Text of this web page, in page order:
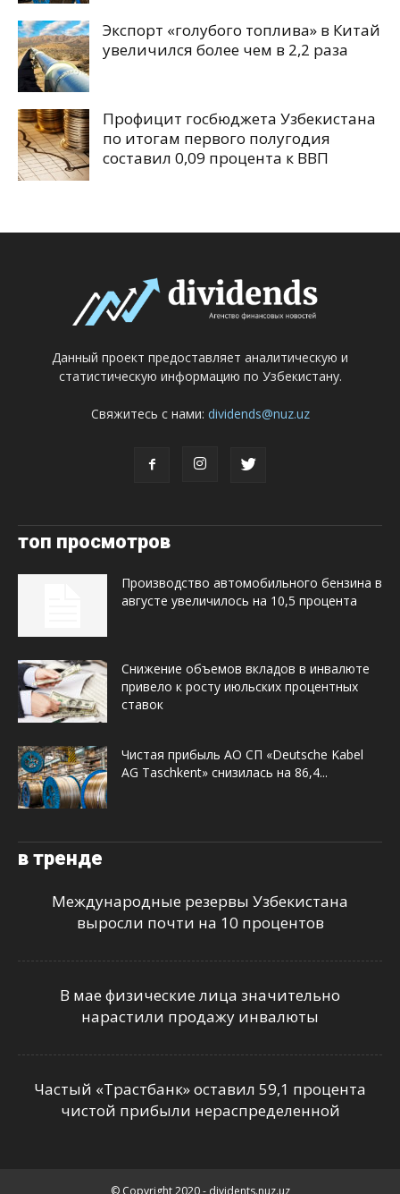
Экспорт «голубого топлива» в Китай
увеличился более чем в 2,2 раза
Профицит госбюджета Узбекистана
по итогам первого полугодия
составил 0,09 процента к ВВП
Данный проект предоставляет аналитическую и
статистическую информацию по Узбекистану.
Свяжитесь с нами: dividends@nuz.uz
топ просмотров
Производство автомобильного бензина в
августе увеличилось на 10,5 процента
Снижение объемов вкладов в инвалюте
привело к росту июльских процентных
ставок
Чистая прибыль АО СП «Deutsche Kabel
AG Taschkent» снизилась на 86,4...
в тренде
Международные резервы Узбекистана
выросли почти на 10 процентов
В мае физические лица значительно
нарастили продажу инвалюты
Частый «Трастбанк» оставил 59,1 процента
чистой прибыли нераспределенной
© Copyright 2020 - dividents.nuz.uz